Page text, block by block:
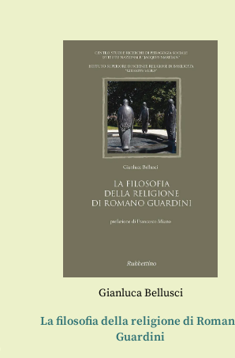
Gianluca Bellusci
La filosofia della religione di
Guardini